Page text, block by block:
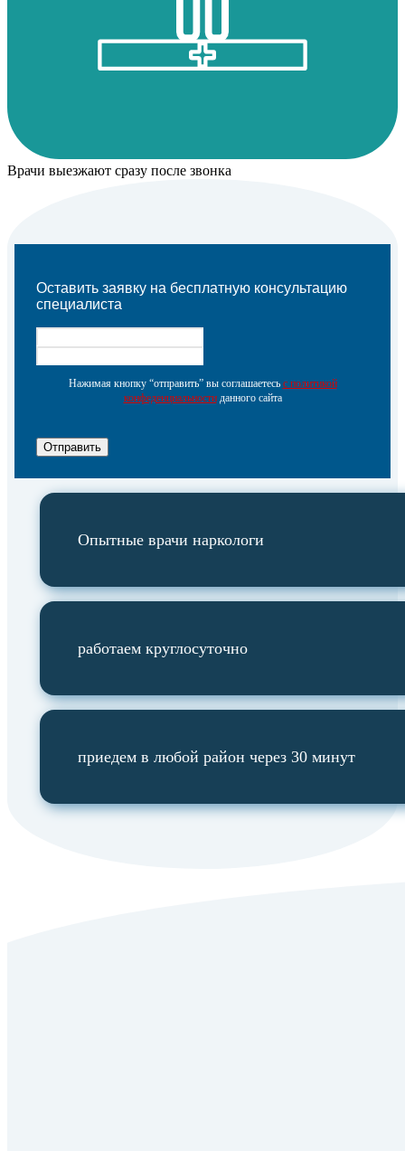
Врачи выезжают сразу после звонка
Оставить заявку на бесплатную консультацию
специалиста
Нажимая кнопку “отправить” вы соглашаетесь с политикой
конфеденциальностиданного сайта
Отправить
Опытные врачи наркологи
работаем круглосуточно
приедем в любой район через 30 минут